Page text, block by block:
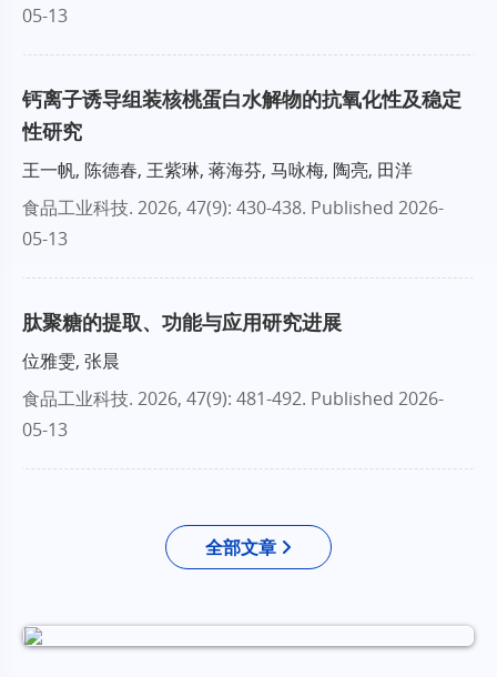
05-13
钙离子诱导组装核桃蛋白水解物的抗氧化性及稳定
性研究
王一帆, 陈德春, 王紫琳, 蒋海芬, 马咏梅, 陶亮, 田洋
食品工业科技. 2026, 47(9): 430-438. Published 2026-
05-13
肽聚糖的提取、功能与应用研究进展
位雅雯, 张晨
食品工业科技. 2026, 47(9): 481-492. Published 2026-
05-13
全部文章